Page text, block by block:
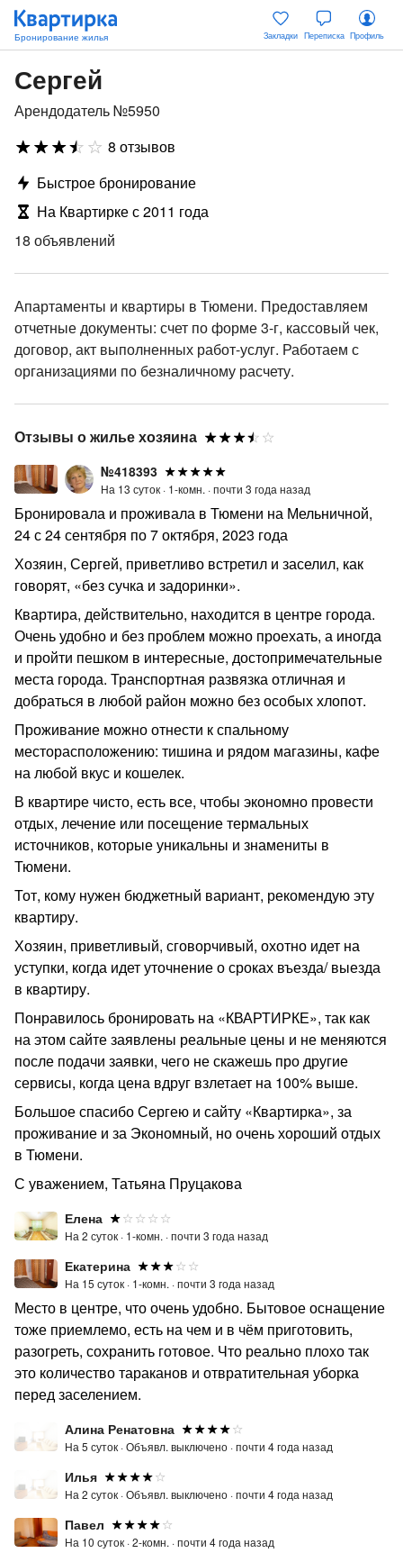
Закладки Переписка Профиль
Сергей
Арендодатель №5950
8 отзывов
Быстрое бронирование
На Квартирке с 2011 года
18 объявлений
Апартаменты и квартиры в Тюмени. Предоставляем
отчетные документы: счет по форме 3-г, кассовый чек,
договор, акт выполненных работ-услуг. Работаем с
организациями по безналичному расчету.
Отзывы о жилье хозяина
№418393
На 13 суток · 1-комн. ·почти 3 года назад
Бронировала и проживала в Тюмени на Мельничной,
24 с 24 сентября по 7 октября, 2023 года
Хозяин, Сергей, приветливо встретил и заселил, как
говорят, «без сучка и задоринки».
Квартира, действительно, находится в центре города.
Очень удобно и без проблем можно проехать, а иногда
и пройти пешком в интересные, достопримечательные
места города. Транспортная развязка отличная и
добраться в любой район можно без особых хлопот.
Проживание можно отнести к спальному
месторасположению: тишина и рядом магазины, кафе
на любой вкус и кошелек.
В квартире чисто, есть все, чтобы экономно провести
отдых, лечение или посещение термальных
источников, которые уникальны и знамениты в
Тюмени.
Тот, кому нужен бюджетный вариант, рекомендую эту
квартиру.
Хозяин, приветливый, сговорчивый, охотно идет на
уступки, когда идет уточнение о сроках въезда/ выезда
в квартиру.
Понравилось бронировать на «КВАРТИРКЕ», так как
на этом сайте заявлены реальные цены и не меняются
после подачи заявки, чего не скажешь про другие
сервисы, когда цена вдруг взлетает на 100% выше.
Большое спасибо Сергею и сайту «Квартирка», за
проживание и за Экономный, но очень хороший отдых
в Тюмени.
С уважением, Татьяна Пруцакова
Елена
На 2 суток · 1-комн. ·почти 3 года назад
Екатерина
На 15 суток · 1-комн. ·почти 3 года назад
Место в центре, что очень удобно. Бытовое оснащение
тоже приемлемо, есть на чем и в чём приготовить,
разогреть, сохранить готовое. Что реально плохо так
это количество тараканов и отвратительная уборка
перед заселением.
Алина Ренатовна
На 5 суток ·Объявл. выключено ·почти 4 года назад
Илья
На 2 суток ·Объявл. выключено ·почти 4 года назад
Павел
На 10 суток ·2-комн. ·почти 4 года назад